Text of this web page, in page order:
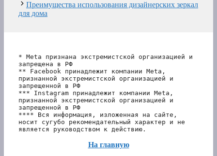
Преимущества использования дизайнерских зеркал
для дома
* Meta признана экстремистской организацией и
запрещена в РФ
** Facebook принадлежит компании Meta,
признанной экстремистской организацией и
запрещенной в РФ
*** Instagram принадлежит компании Meta,
признанной экстремистской организацией и
запрещенной в РФ
**** Вся информация, изложенная на сайте,
носит сугубо рекомендательный характер и не
является руководством к действию.
На главную